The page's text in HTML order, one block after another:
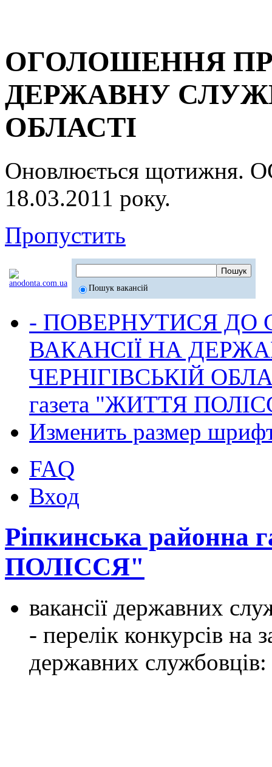
ОГОЛОШЕННЯ
ДЕРЖАВНУ
ОБЛАСТІ
Оновлюється
18.03.2011 року.
Пропустить
Пошук вакансій
- ПОВЕРНУТИСЯ ДО
ВАКАНСІЇ НА
ЧЕРНІГІВСЬКІЙ
газета "ЖИТТЯ
Изменить размер
FAQ
Вход
Ріпкинська
ПОЛІССЯ"
вакансії державних
- перелік конкурсів на
державних службовців: